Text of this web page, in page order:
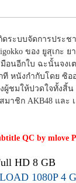
ระบบจัดการประช
ของ ยูสุเกะ
อนอีกใบ ฉะนั้นจงเ
หนังกำกับโดย ซิออ
ผู้ชมให้ปวดใจทั้งสิ้
าชิก AKB48 และ
QC by mlove
HD 8 GB
1080P 4